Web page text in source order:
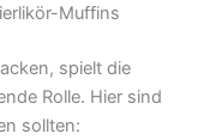
Muffins
spielt die
Rolle. Hier sind
sollten: